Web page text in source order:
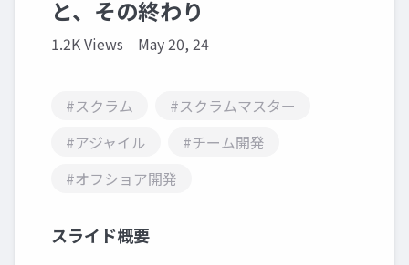
と、その終わり
1.2K Views May 20, 24
#スクラム
#スクラムマスター
#アジャイル
#チーム開発
#オフショア開発
スライド概要